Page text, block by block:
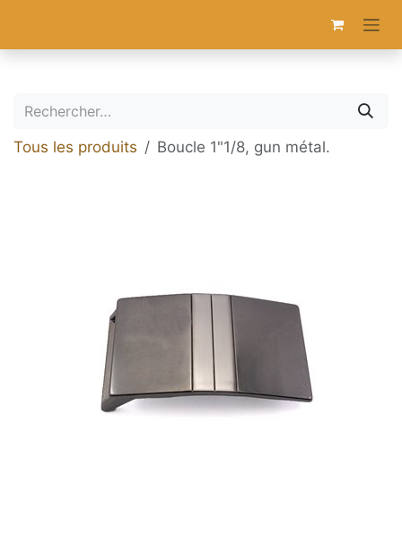
Tous les produits Boucle 1"1/8, gun métal.